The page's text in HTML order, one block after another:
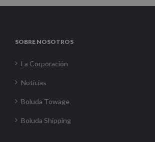
SOBRE NOSOTROS
La Corporación
Noticias
Boluda Towage
Boluda Shipping